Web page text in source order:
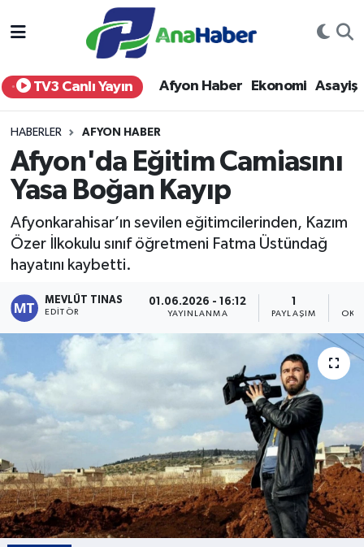
TV3 Canlı Yayın Afyon Haber Ekonomi Asayiş
HABERLER AFYON HABER
Afyon'da Eğitim Camiasını
Yasa Boğan Kayıp
Afyonkarahisar’ın sevilen eğitimcilerinden, Kazım
Özer İlkokulu sınıf öğretmeni Fatma Üstündağ
hayatını kaybetti.
MEVLÜT TINAS
EDITÖR
01.06.2026 - 16:12
YAYINLANMA PAYLAŞIM
Yurt Haber
Afyon Haber
Siyaset
Spor
Eğitim
Sağlık
Teknoloji
Yaşam
Afyonkarahisar Nöbetçi Eczaneler
Afyonkarahisar Hava Durumu
Afyonkarahisar Trafik Yoğunluk Haritası
Süper Lig Puan Durumu ve Fikstür
Tüm Manşetler
Son Dakika Haberleri
Haber Arşivi